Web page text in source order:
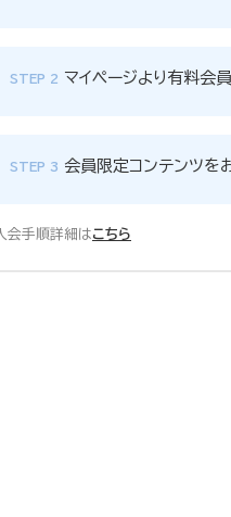
STEP 2 マイページより有料会
STEP 3 会員限定コンテンツを
会手順詳細はこちら